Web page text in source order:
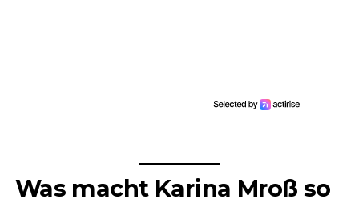
Was macht Karina Mroß so